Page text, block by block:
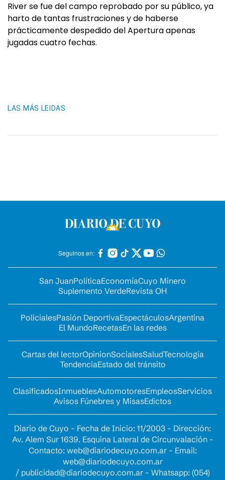
River se fue del campo reprobado por su público, ya
harto de tantas frustraciones y de haberse
prácticamente despedido del Apertura apenas
jugadas cuatro fechas.
LAS MÁS LEIDAS
Seguinos en:
San JuanPolíticaEconomíaCuyo Minero
Suplemento VerdeRevista OH
PolicialesPasión DeportivaEspectáculosArgentina
El MundoRecetasEn las redes
Cartas del lectorOpinionSocialesSaludTecnología
TendenciaEstado del tránsito
ClasificadosInmueblesAutomotoresEmpleosServicios
Avisos Fúnebres y MisasEdictos
Diario de Cuyo - Fecha de Inicio: 11/2003 - Dirección:
Av. Alem Sur 1639. Esquina Lateral de Circunvalación -
Contacto: web@diariodecuyo.com.ar- Email:
web@diariodecuyo.com.ar
/ publicidad@diariodecuyo.com.ar- Whatsapp: (054)